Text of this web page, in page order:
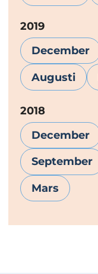
År:
2019
December
Augusti
År:
2018
December
September
Mars